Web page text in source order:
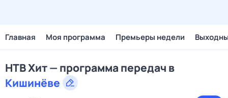
Главная Моя программа Премьеры недели
НТВ Хит — программа передач в
Кишинёве